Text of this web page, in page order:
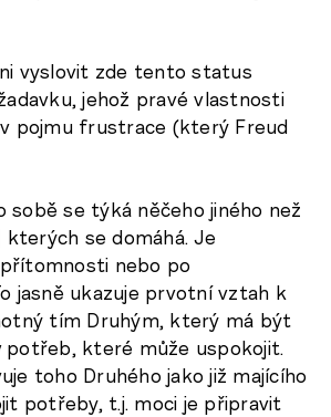
vyslovit zde tento status
jehož pravé vlastnosti
pojmu frustrace (který Freud
sobě se týká něčeho jiného než
kterých se domáhá. Je
nebo po
jasně ukazuje prvotní vztah k
tím Druhým, který má být
potřeb, které může uspokojit.
toho Druhého jako již majícího
potřeby, t.j. moci je připravit